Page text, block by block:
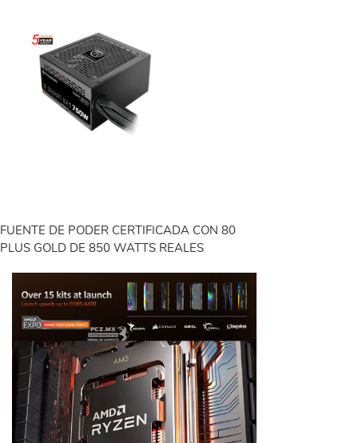
FUENTE DE PODER CERTIFICADA CON 80
PLUS GOLD DE 850 WATTS REALES